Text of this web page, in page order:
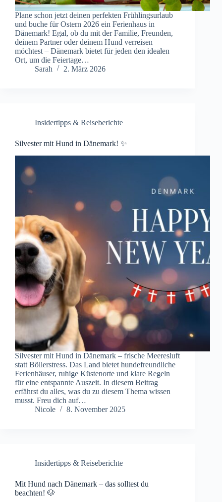
Plane schon jetzt deinen perfekten Frühlingsurlaub
und buche für Ostern 2026 ein Ferienhaus in
Dänemark! Egal, ob du mit der Familie, Freunden,
deinem Partner oder deinem Hund verreisen
möchtest – Dänemark bietet für jeden den idealen
Ort, um die Feiertage…
Sarah
2. März 2026
Insidertipps & Reiseberichte
Silvester mit Hund in Dänemark! ✨
Silvester mit Hund in Dänemark – frische Meeresluft
statt Böllerstress. Das Land bietet hundefreundliche
Ferienhäuser, ruhige Küstenorte und klare Regeln
für eine entspannte Auszeit. In diesem Beitrag
erfährst du alles, was du zu diesem Thema wissen
musst. Freu dich auf…
Nicole
8. November 2025
Insidertipps & Reiseberichte
Mit Hund nach Dänemark – das solltest du
beachten! 🐶